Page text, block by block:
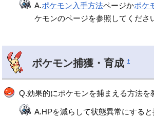
A.ポケモン入手方法ページかポケ
ケモンのページを参照してくださ
ポケモン捕獲・育成†
Q.効果的にポケモンを捕まえる方法を
A.HPを減らして状態異常にする